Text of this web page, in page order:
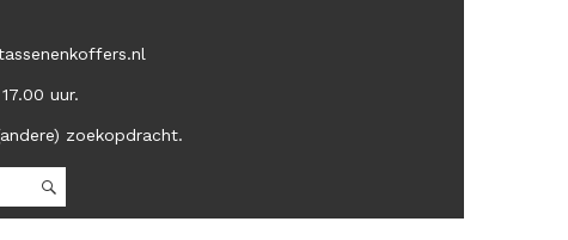
uur.
zoekopdracht.